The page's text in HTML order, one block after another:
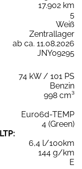
17.902 km
5
Weiß
Zentrallager
ab ca. 11.08.2026
JNY09295
74 kW / 101 PS
Benzin
998 cm³
Euro6d-TEMP
4 (Green)
6,4 l/100km
144 g/km
E